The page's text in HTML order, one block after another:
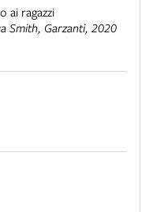
ai ragazzi
Smith, Garzanti, 2020